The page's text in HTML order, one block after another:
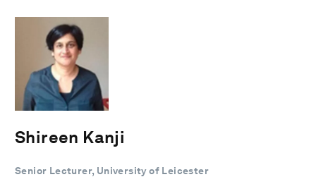
Shireen Kanji
Senior Lecturer, University of Leicester